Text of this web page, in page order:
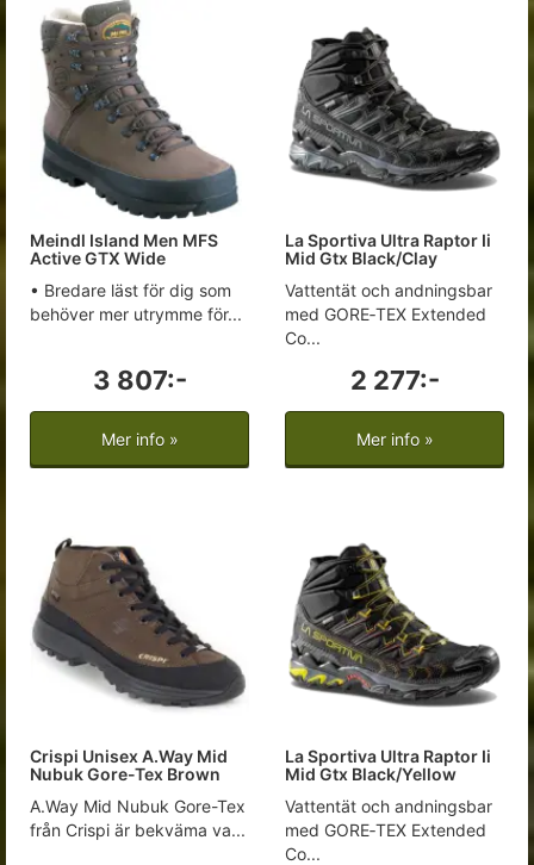
Meindl Island Men MFS
Active GTX Wide
• Bredare läst för dig som
behöver mer utrymme för...
3 807:-
Mer info »
La Sportiva Ultra Raptor Ii
Mid Gtx Black/Clay
Vattentät och andningsbar
med GORE‑TEX Extended
Co...
2 277:-
Mer info »
Crispi Unisex A.Way Mid
Nubuk Gore-Tex Brown
A.Way Mid Nubuk Gore-Tex
från Crispi är bekväma va...
La Sportiva Ultra Raptor Ii
Mid Gtx Black/Yellow
Vattentät och andningsbar
med GORE‑TEX Extended
Co...